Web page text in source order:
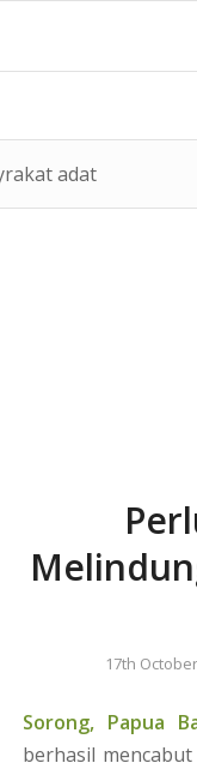
adat
17th
Sorong, Papua
berhasil